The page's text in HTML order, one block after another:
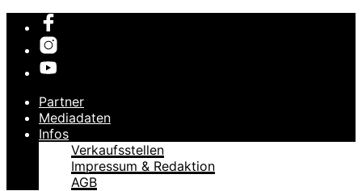
Partner
Mediadaten
Infos
Verkaufsstellen
Impressum & Redaktion
AGB